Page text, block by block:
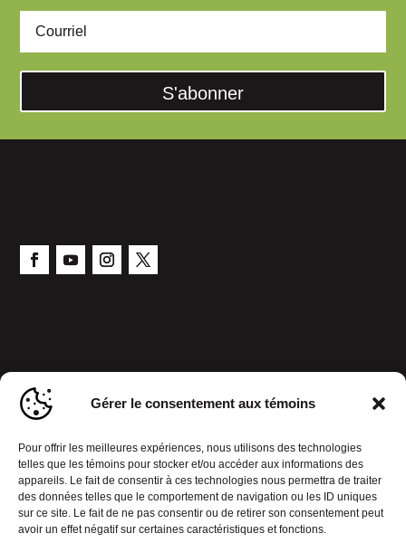
Gérer le consentement aux témoins
Pour offrir les meilleures expériences, nous utilisons des technologies
telles que les témoins pour stocker et/ou accéder aux informations des
appareils. Le fait de consentir à ces technologies nous permettra de traiter
des données telles que le comportement de navigation ou les ID uniques
sur ce site. Le fait de ne pas consentir ou de retirer son consentement peut
avoir un effet négatif sur certaines caractéristiques et fonctions.
S'abonner